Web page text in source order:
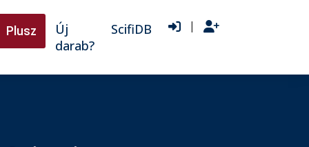
Plusz
Új
darab?
ScifiDB |